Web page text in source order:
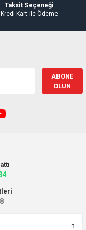
Taksit Seçeneği
Kredi Kart ile Ödeme
ABONE
OLUN